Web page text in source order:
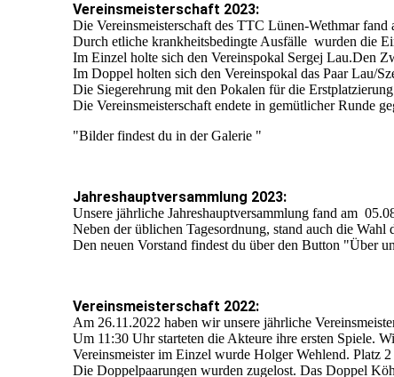
Vereinsmeisterschaft 2023:
Die Vereinsmeisterschaft des TTC Lünen-Wethmar
Durch etliche krankheitsbedingte Ausfälle wurden die
Im Einzel holte sich den Vereinspokal Sergej Lau.Den
Im Doppel holten sich den Vereinspokal das Paar Lau/
Die Siegerehrung mit den Pokalen für die
Die Vereinsmeisterschaft endete in gemütlicher Runde
"Bilder findest du in der Galerie "
Jahreshauptversammlung 2023:
Unsere jährliche Jahreshauptversammlung fand am
Neben der üblichen Tagesordnung, stand auch die Wahl
Den neuen Vorstand findest du über den Button "Über
Vereinsmeisterschaft 2022:
Am 26.11.2022 haben wir unsere jährliche
Um 11:30 Uhr starteten die Akteure ihre ersten Spiele.
Vereinsmeister im Einzel wurde Holger Wehlend. Platz
Die Doppelpaarungen wurden zugelost. Das Doppel